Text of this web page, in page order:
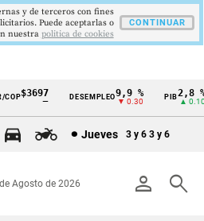
$3697 DESEMPLEO 9,9 %
▼ 0.30
PIB2,8 %
▲ 0.10
Jueves 3 y 6 3 y 6
person search
Agosto de 2026
y de terceros con fines
Puede aceptarlas o
nuestra politica de cookies
CONTINUAR